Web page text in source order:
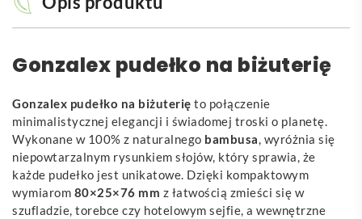
Gonzalex pudełko na biżuterię
Gonzalex pudełko na biżuterię to połączenie
minimalistycznej elegancji i świadomej troski o planetę.
Wykonane w 100% z naturalnego bambusa, wyróżnia się
niepowtarzalnym rysunkiem słojów, który sprawia, że
każde pudełko jest unikatowe. Dzięki kompaktowym
wymiarom 80×25×76 mm z łatwością zmieści się w
szufladzie, torebce czy hotelowym sejfie, a wewnętrzne